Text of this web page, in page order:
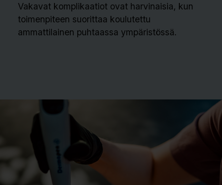
Vakavat komplikaatiot ovat harvinaisia, kun
toimenpiteen suorittaa koulutettu
ammattilainen puhtaassa ympäristössä.